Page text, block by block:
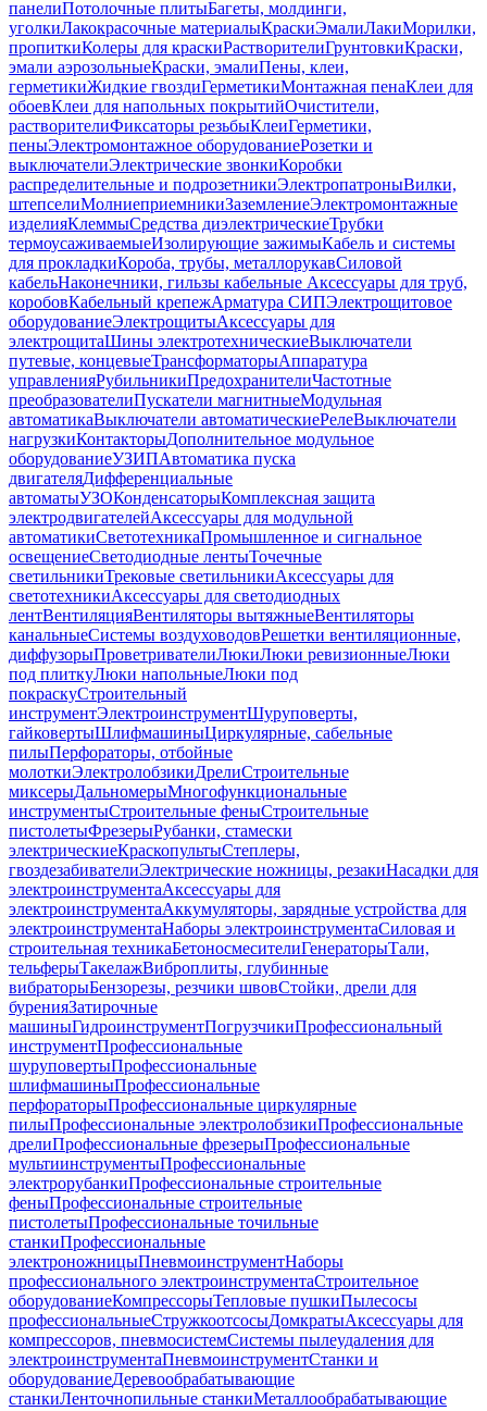
панелиПотолочные плитыБагеты, молдинги,
уголкиЛакокрасочные материалыКраскиЭмалиЛакиМорилки,
пропиткиКолеры для краскиРастворителиГрунтовкиКраски,
эмали аэрозольныеКраски, эмалиПены, клеи,
герметикиЖидкие гвоздиГерметикиМонтажная пенаКлеи для
обоевКлеи для напольных покрытийОчистители,
растворителиФиксаторы резьбыКлеиГерметики,
пеныЭлектромонтажное оборудованиеРозетки и
выключателиЭлектрические звонкиКоробки
распределительные и подрозетникиЭлектропатроныВилки,
штепселиМолниеприемникиЗаземлениеЭлектромонтажные
изделияКлеммыСредства диэлектрическиеТрубки
термоусаживаемыеИзолирующие зажимыКабель и системы
для прокладкиКороба, трубы, металлорукавСиловой
кабельНаконечники, гильзы кабельные Аксессуары для труб,
коробовКабельный крепежАрматура СИПЭлектрощитовое
оборудованиеЭлектрощитыАксессуары для
электрощитаШины электротехническиеВыключатели
путевые, концевыеТрансформаторыАппаратура
управленияРубильникиПредохранителиЧастотные
преобразователиПускатели магнитныеМодульная
автоматикаВыключатели автоматическиеРелеВыключатели
нагрузкиКонтакторыДополнительное модульное
оборудованиеУЗИПАвтоматика пуска
двигателяДифференциальные
автоматыУЗОКонденсаторыКомплексная защита
электродвигателейАксессуары для модульной
автоматикиСветотехникаПромышленное и сигнальное
освещениеСветодиодные лентыТочечные
светильникиТрековые светильникиАксессуары для
светотехникиАксессуары для светодиодных
лентВентиляцияВентиляторы вытяжныеВентиляторы
канальныеСистемы воздуховодовРешетки вентиляционные,
диффузорыПроветривателиЛюкиЛюки ревизионныеЛюки
под плиткуЛюки напольныеЛюки под
покраскуСтроительный
инструментЭлектроинструментШуруповерты,
гайковертыШлифмашиныЦиркулярные, сабельные
пилыПерфораторы, отбойные
молоткиЭлектролобзикиДрелиСтроительные
миксерыДальномерыМногофункциональные
инструментыСтроительные феныСтроительные
пистолетыФрезерыРубанки, стамески
электрическиеКраскопультыСтеплеры,
гвоздезабивателиЭлектрические ножницы, резакиНасадки для
электроинструментаАксессуары для
электроинструментаАккумуляторы, зарядные устройства для
электроинструментаНаборы электроинструментаСиловая и
строительная техникаБетоносмесителиГенераторыТали,
тельферыТакелажВиброплиты, глубинные
вибраторыБензорезы, резчики швовСтойки, дрели для
буренияЗатирочные
машиныГидроинструментПогрузчикиПрофессиональный
инструментПрофессиональные
шуруповертыПрофессиональные
шлифмашиныПрофессиональные
перфораторыПрофессиональные циркулярные
пилыПрофессиональные электролобзикиПрофессиональные
дрелиПрофессиональные фрезерыПрофессиональные
мультиинструментыПрофессиональные
электрорубанкиПрофессиональные строительные
феныПрофессиональные строительные
пистолетыПрофессиональные точильные
станкиПрофессиональные
электроножницыПневмоинструментНаборы
профессионального электроинструментаСтроительное
оборудованиеКомпрессорыТепловые пушкиПылесосы
профессиональныеСтружкоотсосыДомкратыАксессуары для
компрессоров, пневмосистемСистемы пылеудаления для
электроинструментаПневмоинструментСтанки и
оборудованиеДеревообрабатывающие
станкиЛенточнопильные станкиМеталлообрабатывающие